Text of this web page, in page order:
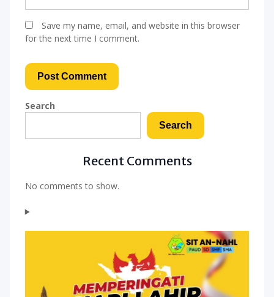
Save my name, email, and website in this browser
for the next time I comment.
Search
Search
Recent Comments
No comments to show.